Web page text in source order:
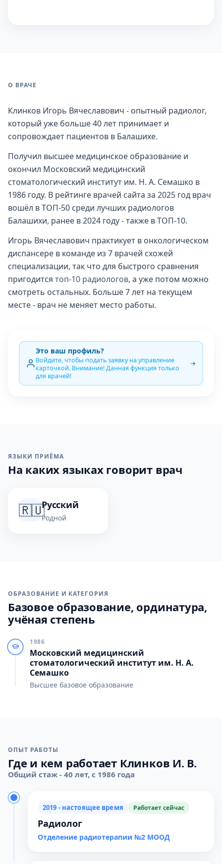
О ВРАЧЕ
Клинков Игорь Вячеславович - опытный радиолог,
который уже больше 40 лет принимает и
сопровождает пациентов в Балашихе.
Получил высшее медицинское образование и
окончил Московский медицинский
стоматологический институт им. Н. А. Семашко в
1986 году. В рейтинге врачей сайта за 2025 год врач
вошёл в ТОП-50 среди лучших радиологов
Балашихи, ранее в 2024 году - также в ТОП-10.
Игорь Вячеславович практикует в онкологическом
диспансере в команде из 7 врачей схожей
специализации, так что для быстрого сравнения
пригодится топ-10 радиологов, а уже потом можно
смотреть остальных. Больше 7 лет на текущем
месте - врач не меняет место работы.
Это ваш профиль?
Войдите, чтобы подать заявку на управление
карточкой. Внимание! Данная функция только
для врачей!
ЯЗЫКИ ПРИЁМА
На каких языках говорит врач
🇷🇺Русский
Родной
ОБРАЗОВАНИЕ И КАТЕГОРИЯ
Базовое образование, ординатура,
учёная степень
1986
Московский медицинский
стоматологический институт им. Н. А.
Семашко
Высшее базовое образование
ОПЫТ РАБОТЫ
Где и кем работает Клинков И. В.
Общий стаж - 40 лет, с 1986 года
2019 - настоящее время Работает сейчас
Радиолог
Отделение радиотерапии №2 МООД